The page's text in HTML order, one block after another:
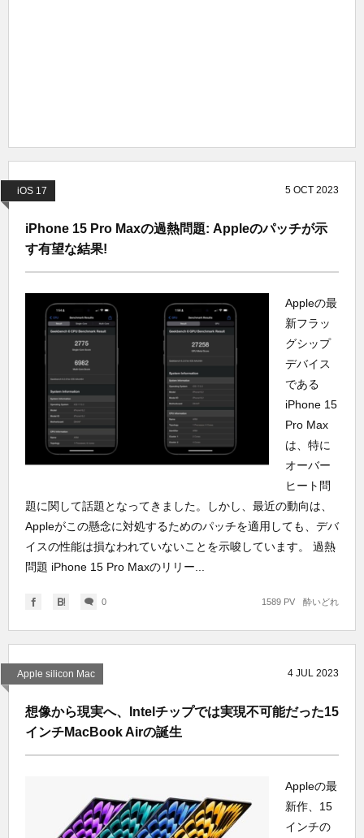
iOS 17 5 OCT 2023
iPhone 15 Pro Maxの過熱問題: Appleのパッチが示
す有望な結果!
Appleの最
新フラッ
グシップ
デバイス
である
iPhone 15
Pro Max
は、特に
オーバー
ヒート問
題に関して話題となってきました。しかし、最近の動向は、
Appleがこの懸念に対処するためのパッチを適用しても、デバ
イスの性能は損なわれていないことを示唆しています。 過熱
問題 iPhone 15 Pro Maxのリリー...
0 酔いどれ
1589 PV
Apple silicon Mac 4 JUL 2023
想像から現実へ、Intelチップでは実現不可能だった15
インチMacBook Airの誕生
Appleの最
新作、15
インチの